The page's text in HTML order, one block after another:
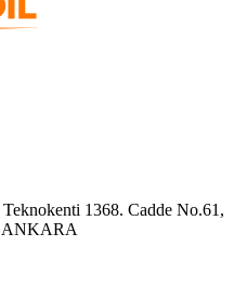
1368. Cadde No.61,
ANKARA